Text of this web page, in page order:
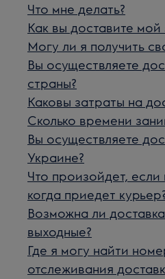
Что мне делать?
Как вы доставите мой
Могу ли я получить
Вы осуществляете
страны?
Каковы затраты на
Сколько времени
Вы осуществляете
Украине?
Что произойдет, если
когда приедет
Возможна ли
выходные?
Где я могу найти
отслеживания